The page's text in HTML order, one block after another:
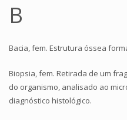
B
Bacia, fem. Estrutura óssea
Biopsia, fem. Retirada de um
do organismo, analisado ao
diagnóstico histológico.